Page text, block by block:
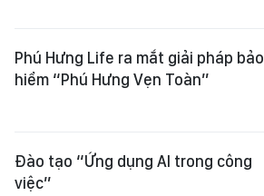
Phú Hưng Life ra mắt giải pháp bảo
hiểm “Phú Hưng Vẹn Toàn”
Đào tạo “Ứng dụng AI trong công
việc”